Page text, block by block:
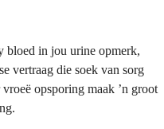
bloed in jou urine opmerk,
vertraag die soek van sorg
opsporing maak ’n groot